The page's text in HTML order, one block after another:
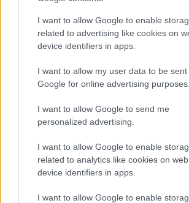
I want to allow Google to enable
related to advertising like cookies on
device identifiers in apps.
I want to allow my user data to be sent
Google for online advertising purposes.
I want to allow Google to send me
personalized advertising.
I want to allow Google to enable
related to analytics like cookies on
device identifiers in apps.
I want to allow Google to enable